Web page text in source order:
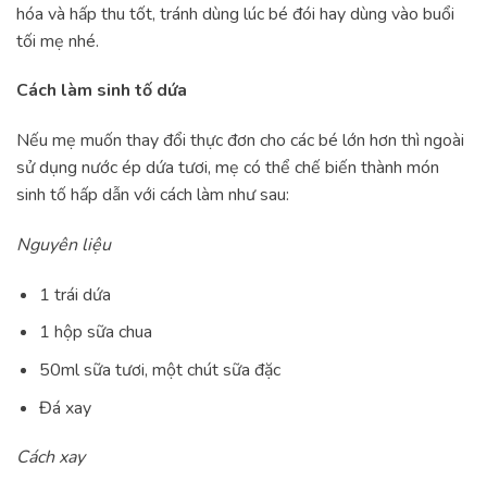
hóa và hấp thu tốt, tránh dùng lúc bé đói hay dùng vào buổi
tối mẹ nhé.
Cách làm sinh tố dứa
Nếu mẹ muốn thay đổi thực đơn cho các bé lớn hơn thì ngoài
sử dụng nước ép dứa tươi, mẹ có thể chế biến thành món
sinh tố hấp dẫn với cách làm như sau:
Nguyên liệu
1 trái dứa
1 hộp sữa chua
50ml sữa tươi, một chút sữa đặc
Đá xay
Cách xay